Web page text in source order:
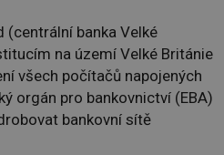
(centrální banka Velké
na území Velké Británie
všech počítačů napojených
orgán pro bankovnictví (EBA)
bankovní sítě